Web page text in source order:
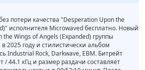
потери качества "Desperation Upon the
исполнителя Microwaved бесплатно. Новый
Wings of Angels (Expanded) группы
2025 году и стилистически альбом
Industrial Rock, Darkwave, EBM. Битрейт
/ 44.1 кГц и размер раздачи составляет